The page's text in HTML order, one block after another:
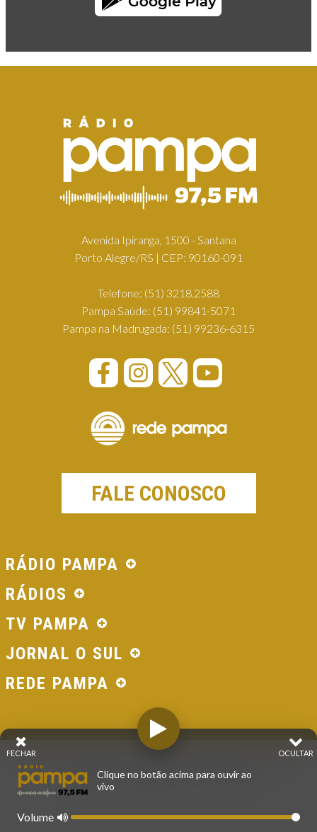
Avenida Ipiranga, 1500 - Santana
Porto Alegre/RS | CEP: 90160-091
Telefone: (51) 3218.2588
Pampa Saúde: (51) 99841-5071
Pampa na Madrugada: (51) 99236-6315
FALE CONOSCO
RÁDIO PAMPA
RÁDIOS
TV PAMPA
JORNAL O SUL
REDE PAMPA
© 2026 - Direitos Reservados - Rádio Pampa - Rede
Pampa de Comunicação | RS - Brasil.
OCULTAR
FECHAR
Clique no botão acima para ouvir ao
vivo
Volume